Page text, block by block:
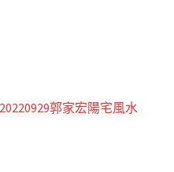
郭家宏陽宅風水